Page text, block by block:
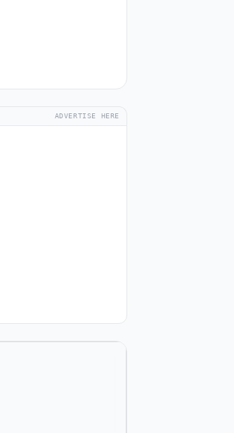
ADVERTISE HERE